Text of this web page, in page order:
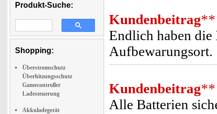
Produkt-Suche:
Shopping:
Überstromschutz
Überhitzungsschutz
Gamecontroller
Ladesteuerung
Akkuladegerät
Kundenbeitrag**
Endlich haben
Aufbewarungsort.
Kundenbeitrag**
Alle Batterien